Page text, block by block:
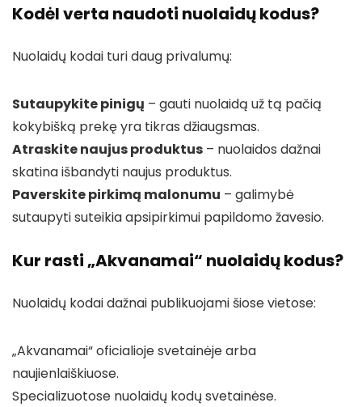
Kodėl verta naudoti nuolaidų kodus?
Nuolaidų kodai turi daug privalumų:
Sutaupykite pinigų – gauti nuolaidą už tą pačią
kokybišką prekę yra tikras džiaugsmas.
Atraskite naujus produktus – nuolaidos dažnai
skatina išbandyti naujus produktus.
Paverskite pirkimą malonumu – galimybė
sutaupyti suteikia apsipirkimui papildomo žavesio.
Kur rasti „Akvanamai“ nuolaidų kodus?
Nuolaidų kodai dažnai publikuojami šiose vietose:
„Akvanamai“ oficialioje svetainėje arba
naujienlaiškiuose.
Specializuotose nuolaidų kodų svetainėse.